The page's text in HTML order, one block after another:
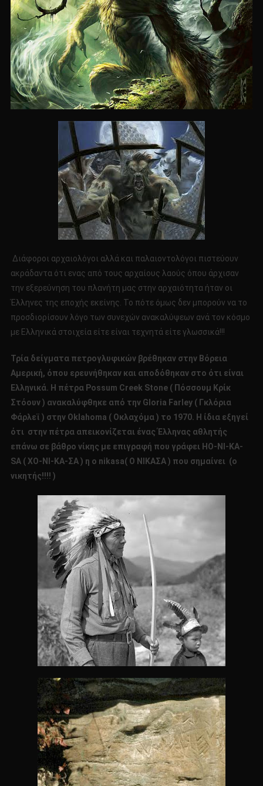
Διάφοροι αρχαιολόγοι αλλά και παλαιοντολόγοι πιστεύουν
ακράδαντα ότι ενας από τους αρχαίους λαούς όπου άρχισαν
την εξερεύνηση του πλανήτη μας στην αρχαιότητα ήταν οι
Έλληνες της εποχής εκείνης. Το πότε όμως δεν μπορούν να το
προσδιορίσουν λόγο των συνεχών ανακαλύψεων ανά τον κόσμο
με Ελληνικά στοιχεία είτε είναι τεχνητά είτε γλωσσικά!!!
Τρία δείγματα πετρογλυφικών βρέθηκαν στην Βόρεια
Αμερική, όπου ερευνήθηκαν και αποδόθηκαν στο ότι είναι
Ελληνικά. Η πέτρα Possum Creek Stone ( Πόσσουμ Κρίκ
Στόουν ) ανακαλύφθηκε από την Gloria Farley ( Γκλόρια
Φάρλεϊ ) στην Oklahoma ( Οκλαχόμα ) το 1970. Η ίδια εξηγεί
ότι στην πέτρα απεικονίζεται ένας Έλληνας αθλητής
επάνω σε βάθρο νίκης με επιγραφή που γράφει HO-NI-KA-
SA ( ΧΟ-ΝΙ-ΚΑ-ΣΑ ) η o nikasa( Ο ΝΙΚΑΣΑ ) που σημαίνει (ο
νικητής!!!! )